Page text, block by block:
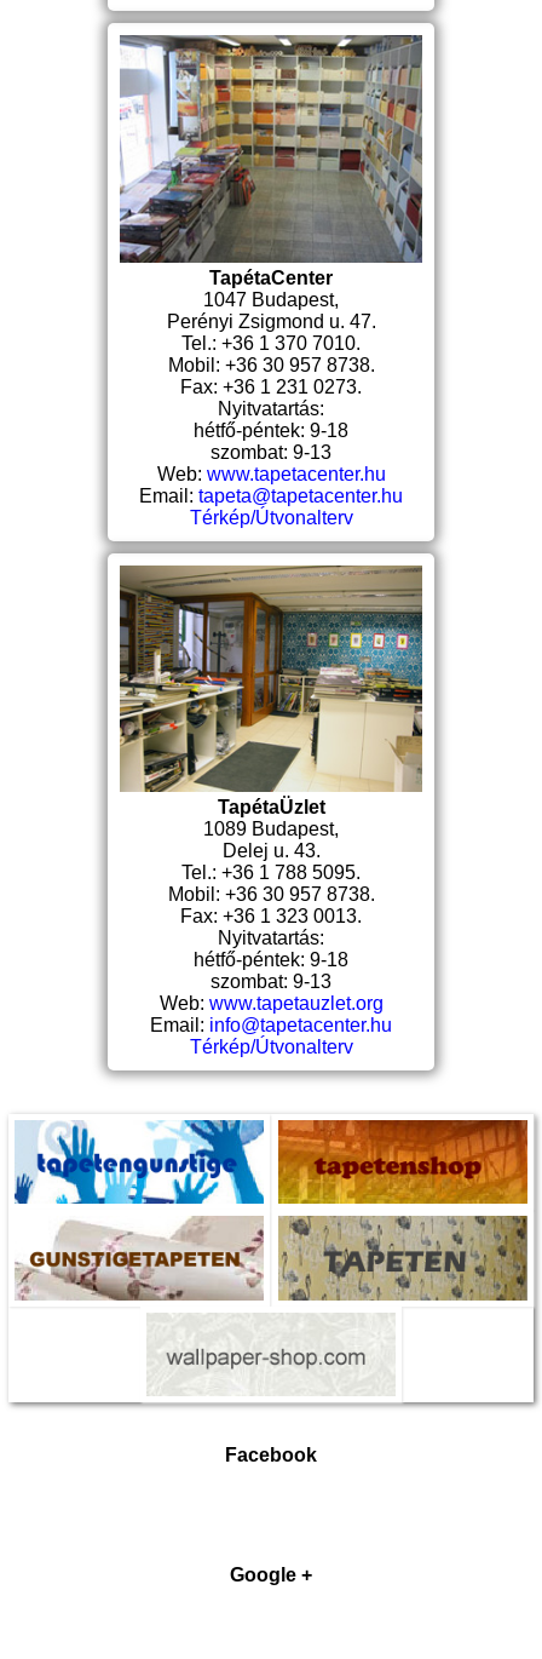
TapétaCenter
1047 Budapest,
Perényi Zsigmond u. 47.
Tel.: +36 1 370 7010.
Mobil: +36 30 957 8738.
Fax: +36 1 231 0273.
Nyitvatartás:
hétfő-péntek: 9-18
szombat: 9-13
Web: www.tapetacenter.hu
Email: tapeta@tapetacenter.hu
Térkép/Útvonalterv
TapétaÜzlet
1089 Budapest,
Delej u. 43.
Tel.: +36 1 788 5095.
Mobil: +36 30 957 8738.
Fax: +36 1 323 0013.
Nyitvatartás:
hétfő-péntek: 9-18
szombat: 9-13
Web: www.tapetauzlet.org
Email: info@tapetacenter.hu
Térkép/Útvonalterv
Facebook
Google +